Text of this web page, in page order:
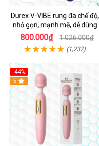
Durex V-VIBE rung đa chế độ,
nhỏ gọn, mạnh mẽ, dễ dùng
800.000₫ 1.026.000₫
(1,237)
-44%
Hot
5